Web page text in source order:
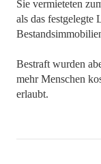
Sie vermieteten
als das festgelegte
Bestraft wurden
mehr Menschen
erlaubt.